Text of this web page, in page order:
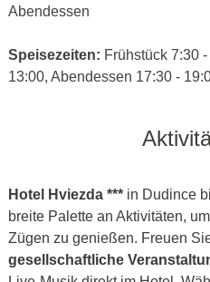
Abendessen
Speisezeiten: Frühstück 7:30
13:00, Abendessen 17:30 -
Hotel Hviezda *** in Dudince
breite Palette an Aktivitäten,
Zügen zu genießen. Freuen
gesellschaftliche